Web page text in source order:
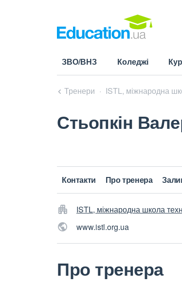
ЗВО/ВНЗ Коледжі
Тренери ISTL, міжнародна
Стьопкін
Контакти Про тренера
ISTL, міжнародна школа
www.istl.org.ua
Про тренера